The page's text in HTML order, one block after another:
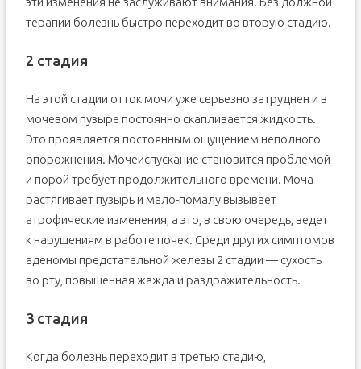
терапии болезнь быстро переходит во вторую стадию.
2 стадия
На этой стадии отток мочи уже серьезно затруднен и в
мочевом пузыре постоянно скапливается жидкость.
Это проявляется постоянным ощущением неполного
опорожнения. Мочеиспускание становится проблемой
и порой требует продолжительного времени. Моча
растягивает пузырь и мало-помалу вызывает
атрофические изменения, а это, в свою очередь, ведет
к нарушениям в работе почек. Среди других симптомов
аденомы предстательной железы 2 стадии — сухость
во рту, повышенная жажда и раздражительность.
3 стадия
Когда болезнь переходит в третью стадию,